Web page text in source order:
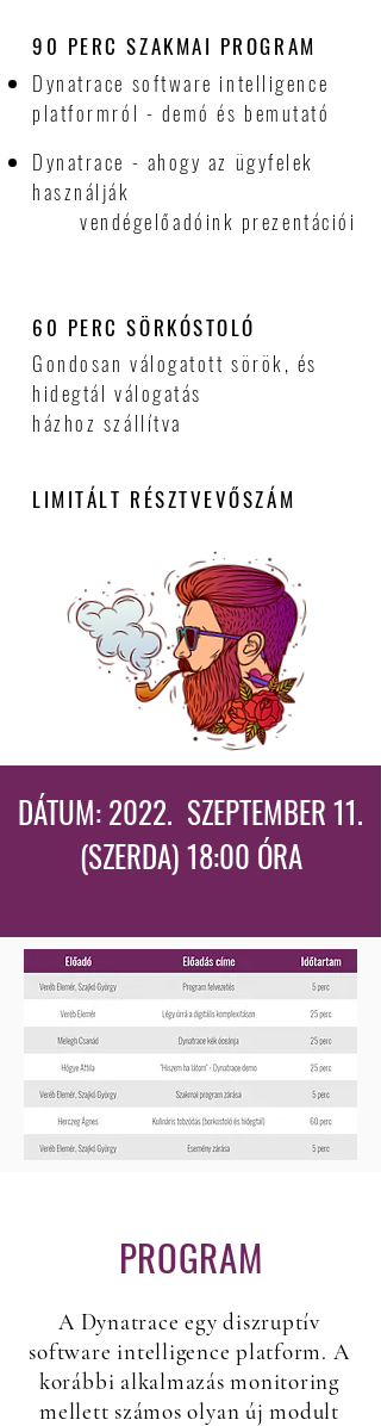
90 PERC SZAKMAI PROGRAM
Dynatrace software intelligence
platformról - demó és bemutató
Dynatrace - ahogy az ügyfelek
használják
vendégelőadóink prezentációi
60 PERC SÖRKÓSTOLÓ
Gondosan válogatott sörök, és
hidegtál válogatás
házhoz szállítva
LIMITÁLT RÉSZTVEVŐSZÁM
DÁTUM: 2022. SZEPTEMBER 11.
(SZERDA) 18:00 ÓRA
PROGRAM
A Dynatrace egy diszruptív
software intelligence platform. A
korábbi alkalmazás monitoring
mellett számos olyan új modult